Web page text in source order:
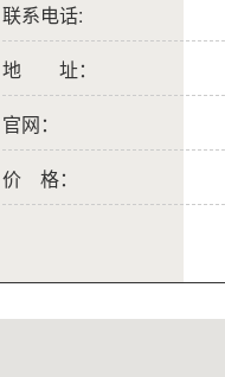
联系电话:
地 址：
官网：
价 格：